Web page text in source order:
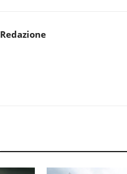
Redazione